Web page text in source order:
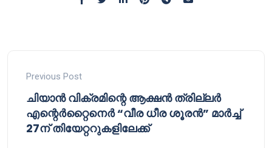
Previous Post
ചിയാൻ വിക്രമിന്റെ ആക്ഷൻ ത്രില്ലർ
എന്റെർറ്റൈനെർ “വീര ധീര ശൂരൻ” മാർച്ച്
27ന് തിയേറ്ററുകളിലേക്ക്